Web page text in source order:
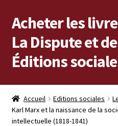
Aller
à
la
navigation
Aller
au
contenu
Acheter les
La Dispute et
Éditions
Les livres en vente
Mon compte
Accueil Editions sociales
Karl Marx et la naissance de la
intellectuelle (1818-1841)